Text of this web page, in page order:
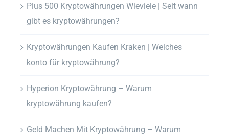
Plus 500 Kryptowährungen Wieviele | Seit wann
gibt es kryptowährungen?
Kryptowährungen Kaufen Kraken | Welches
konto für kryptowährung?
Hyperion Kryptowährung – Warum
kryptowährung kaufen?
Geld Machen Mit Kryptowährung – Warum